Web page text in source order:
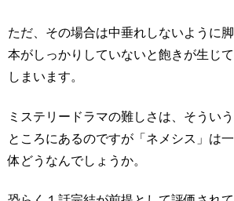
ただ、その場合は中垂れしないように脚
本がしっかりしていないと飽きが生じて
しまいます。
ミステリードラマの難しさは、そういう
ところにあるのですが「ネメシス」は一
体どうなんでしょうか。